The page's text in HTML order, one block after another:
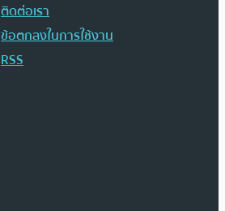
ติดต่อเรา
ข้อตกลงในการใช้งาน
RSS